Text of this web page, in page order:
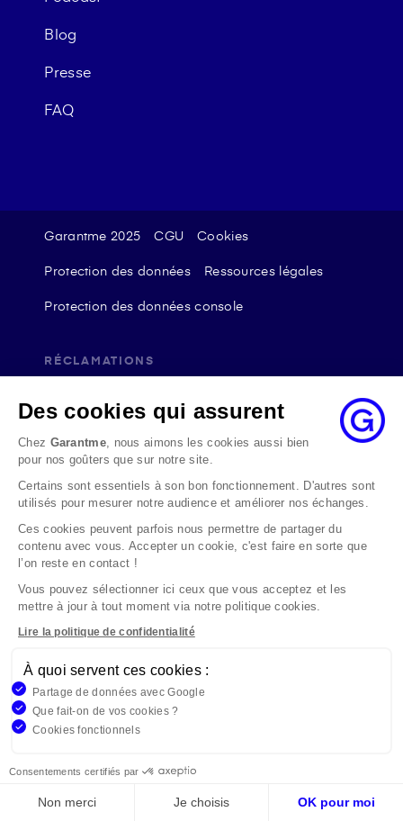
Blog
Presse
FAQ
Garantme 2025 CGU Cookies
Protection des données Ressources légales
Protection des données console
RÉCLAMATIONS
En cas d’insatisfaction, vous pouvez adresser
votre réclamation à : reclamation@garantme.fr
Nous accuserons réception sous 10 jours
ouvrables à compter de sa date d’envoi et, en tout
état de cause, nous répondrons à la réclamation
au maximum dans les 2 mois.
Si le désaccord persiste, vous pouvez solliciter
l’avis du Médiateur de l’Assurance par internet à
l’adresse La médiation de l’assurance - Accueil
Par courrier à l’adresse : La Médiation de
l’Assurance TSA 50110 75441 PARIS CEDEX 09 ou
par email à l’adresse www.mediation-
La saisine du Médiateur de l’Assurance est gratuite
mais ne peut intervenir qu’après nous avoir
adressé une réclamation écrite.
908,16 €, 832 523 344 RCS Bobigny. Entreprise régie par le
Code des Assurances et immatriculée à l’ORIAS
Des cookies qui assurent
Chez Garantme, nous aimons les cookies aussi bien
pour nos goûters que sur notre site.
Certains sont essentiels à son bon fonctionnement. D'autres sont
utilisés pour mesurer notre audience et améliorer nos échanges.
Ces cookies peuvent parfois nous permettre de partager du
contenu avec vous. Accepter un cookie, c'est faire en sorte que
l’on reste en contact !
Vous pouvez sélectionner ici ceux que vous acceptez et les
mettre à jour à tout moment via notre politique cookies.
Lire la politique de confidentialité
À quoi servent ces cookies :
Partage de données avec Google
Que fait-on de vos cookies ?
Cookies fonctionnels
Consentements certifiés par
Non merci Je choisis OK pour moi